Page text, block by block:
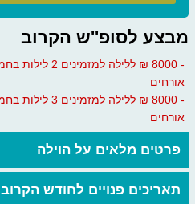
מבצע לסופ''ש הקרוב
אורחים
אורחים
פרטים מלאים על הוילה
תאריכים פנויים לחודש הקרוב